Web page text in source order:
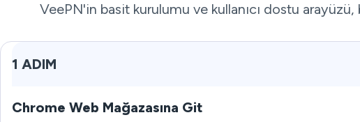
VeePN'in basit kurulumu ve kullanıcı dostu
1 ADIM
Chrome Web Mağazasına Git